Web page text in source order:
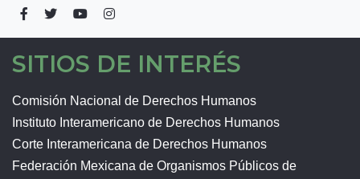
SITIOS DE INTERÉS
Comisión Nacional de Derechos Humanos
Instituto Interamericano de Derechos Humanos
Corte Interamericana de Derechos Humanos
Federación Mexicana de Organismos Públicos de